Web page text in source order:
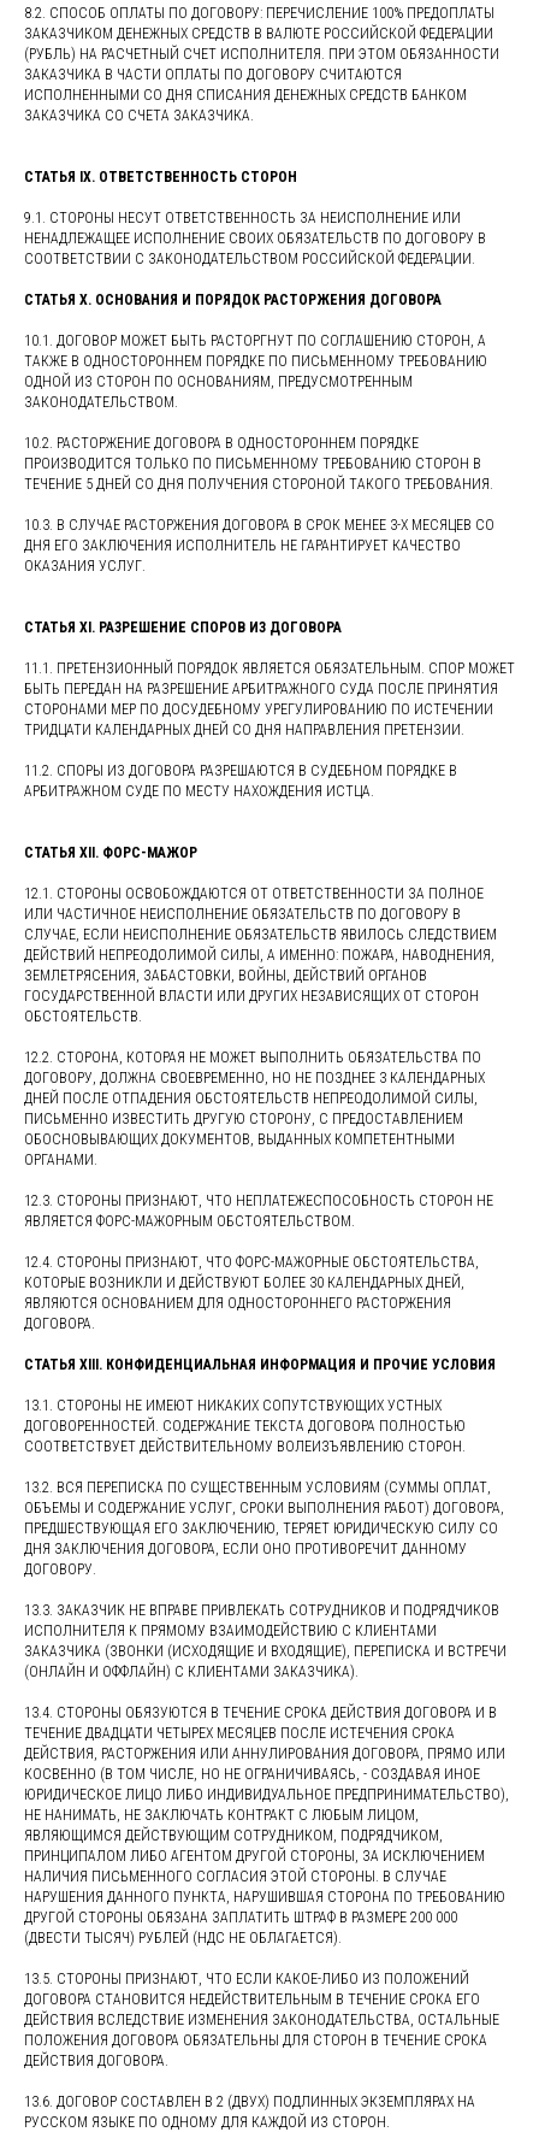
8.2. СПОСОБ ОПЛАТЫ ПО ДОГОВОРУ: ПЕРЕЧИСЛЕНИЕ 100% ПРЕДОПЛАТЫ
ЗАКАЗЧИКОМ ДЕНЕЖНЫХ СРЕДСТВ В ВАЛЮТЕ РОССИЙСКОЙ ФЕДЕРАЦИИ
(РУБЛЬ) НА РАСЧЕТНЫЙ СЧЕТ ИСПОЛНИТЕЛЯ. ПРИ ЭТОМ ОБЯЗАННОСТИ
ЗАКАЗЧИКА В ЧАСТИ ОПЛАТЫ ПО ДОГОВОРУ СЧИТАЮТСЯ
ИСПОЛНЕННЫМИ СО ДНЯ СПИСАНИЯ ДЕНЕЖНЫХ СРЕДСТВ БАНКОМ
ЗАКАЗЧИКА СО СЧЕТА ЗАКАЗЧИКА.
СТАТЬЯ IX. ОТВЕТСТВЕННОСТЬ СТОРОН
9.1. СТОРОНЫ НЕСУТ ОТВЕТСТВЕННОСТЬ ЗА НЕИСПОЛНЕНИЕ ИЛИ
НЕНАДЛЕЖАЩЕЕ ИСПОЛНЕНИЕ СВОИХ ОБЯЗАТЕЛЬСТВ ПО ДОГОВОРУ В
СООТВЕТСТВИИ С ЗАКОНОДАТЕЛЬСТВОМ РОССИЙСКОЙ ФЕДЕРАЦИИ.
СТАТЬЯ Х. ОСНОВАНИЯ И ПОРЯДОК РАСТОРЖЕНИЯ ДОГОВОРА
10.1. ДОГОВОР МОЖЕТ БЫТЬ РАСТОРГНУТ ПО СОГЛАШЕНИЮ СТОРОН, А
ТАКЖЕ В ОДНОСТОРОННЕМ ПОРЯДКЕ ПО ПИСЬМЕННОМУ ТРЕБОВАНИЮ
ОДНОЙ ИЗ СТОРОН ПО ОСНОВАНИЯМ, ПРЕДУСМОТРЕННЫМ
ЗАКОНОДАТЕЛЬСТВОМ.
10.2. РАСТОРЖЕНИЕ ДОГОВОРА В ОДНОСТОРОННЕМ ПОРЯДКЕ
ПРОИЗВОДИТСЯ ТОЛЬКО ПО ПИСЬМЕННОМУ ТРЕБОВАНИЮ СТОРОН В
ТЕЧЕНИЕ 5 ДНЕЙ СО ДНЯ ПОЛУЧЕНИЯ СТОРОНОЙ ТАКОГО ТРЕБОВАНИЯ.
10.3. В СЛУЧАЕ РАСТОРЖЕНИЯ ДОГОВОРА В СРОК МЕНЕЕ 3-Х МЕСЯЦЕВ СО
ДНЯ ЕГО ЗАКЛЮЧЕНИЯ ИСПОЛНИТЕЛЬ НЕ ГАРАНТИРУЕТ КАЧЕСТВО
ОКАЗАНИЯ УСЛУГ.
СТАТЬЯ XI. РАЗРЕШЕНИЕ СПОРОВ ИЗ ДОГОВОРА
11.1. ПРЕТЕНЗИОННЫЙ ПОРЯДОК ЯВЛЯЕТСЯ ОБЯЗАТЕЛЬНЫМ. СПОР МОЖЕТ
БЫТЬ ПЕРЕДАН НА РАЗРЕШЕНИЕ АРБИТРАЖНОГО СУДА ПОСЛЕ ПРИНЯТИЯ
СТОРОНАМИ МЕР ПО ДОСУДЕБНОМУ УРЕГУЛИРОВАНИЮ ПО ИСТЕЧЕНИИ
ТРИДЦАТИ КАЛЕНДАРНЫХ ДНЕЙ СО ДНЯ НАПРАВЛЕНИЯ ПРЕТЕНЗИИ.
11.2. СПОРЫ ИЗ ДОГОВОРА РАЗРЕШАЮТСЯ В СУДЕБНОМ ПОРЯДКЕ В
АРБИТРАЖНОМ СУДЕ ПО МЕСТУ НАХОЖДЕНИЯ ИСТЦА.
СТАТЬЯ XII. ФОРС-МАЖОР
12.1. СТОРОНЫ ОСВОБОЖДАЮТСЯ ОТ ОТВЕТСТВЕННОСТИ ЗА ПОЛНОЕ
ИЛИ ЧАСТИЧНОЕ НЕИСПОЛНЕНИЕ ОБЯЗАТЕЛЬСТВ ПО ДОГОВОРУ В
СЛУЧАЕ, ЕСЛИ НЕИСПОЛНЕНИЕ ОБЯЗАТЕЛЬСТВ ЯВИЛОСЬ СЛЕДСТВИЕМ
ДЕЙСТВИЙ НЕПРЕОДОЛИМОЙ СИЛЫ, А ИМЕННО: ПОЖАРА, НАВОДНЕНИЯ,
ЗЕМЛЕТРЯСЕНИЯ, ЗАБАСТОВКИ, ВОЙНЫ, ДЕЙСТВИЙ ОРГАНОВ
ГОСУДАРСТВЕННОЙ ВЛАСТИ ИЛИ ДРУГИХ НЕЗАВИСЯЩИХ ОТ СТОРОН
ОБСТОЯТЕЛЬСТВ.
12.2. СТОРОНА, КОТОРАЯ НЕ МОЖЕТ ВЫПОЛНИТЬ ОБЯЗАТЕЛЬСТВА ПО
ДОГОВОРУ, ДОЛЖНА СВОЕВРЕМЕННО, НО НЕ ПОЗДНЕЕ 3 КАЛЕНДАРНЫХ
ДНЕЙ ПОСЛЕ ОТПАДЕНИЯ ОБСТОЯТЕЛЬСТВ НЕПРЕОДОЛИМОЙ СИЛЫ,
ПИСЬМЕННО ИЗВЕСТИТЬ ДРУГУЮ СТОРОНУ, С ПРЕДОСТАВЛЕНИЕМ
ОБОСНОВЫВАЮЩИХ ДОКУМЕНТОВ, ВЫДАННЫХ КОМПЕТЕНТНЫМИ
ОРГАНАМИ.
12.3. СТОРОНЫ ПРИЗНАЮТ, ЧТО НЕПЛАТЕЖЕСПОСОБНОСТЬ СТОРОН НЕ
ЯВЛЯЕТСЯ ФОРС-МАЖОРНЫМ ОБСТОЯТЕЛЬСТВОМ.
12.4. СТОРОНЫ ПРИЗНАЮТ, ЧТО ФОРС-МАЖОРНЫЕ ОБСТОЯТЕЛЬСТВА,
КОТОРЫЕ ВОЗНИКЛИ И ДЕЙСТВУЮТ БОЛЕЕ 30 КАЛЕНДАРНЫХ ДНЕЙ,
ЯВЛЯЮТСЯ ОСНОВАНИЕМ ДЛЯ ОДНОСТОРОННЕГО РАСТОРЖЕНИЯ
ДОГОВОРА.
СТАТЬЯ XIII. КОНФИДЕНЦИАЛЬНАЯ ИНФОРМАЦИЯ И ПРОЧИЕ УСЛОВИЯ
13.1. СТОРОНЫ НЕ ИМЕЮТ НИКАКИХ СОПУТСТВУЮЩИХ УСТНЫХ
ДОГОВОРЕННОСТЕЙ. СОДЕРЖАНИЕ ТЕКСТА ДОГОВОРА ПОЛНОСТЬЮ
СООТВЕТСТВУЕТ ДЕЙСТВИТЕЛЬНОМУ ВОЛЕИЗЪЯВЛЕНИЮ СТОРОН.
13.2. ВСЯ ПЕРЕПИСКА ПО СУЩЕСТВЕННЫМ УСЛОВИЯМ (СУММЫ ОПЛАТ,
ОБЪЕМЫ И СОДЕРЖАНИЕ УСЛУГ, СРОКИ ВЫПОЛНЕНИЯ РАБОТ) ДОГОВОРА,
ПРЕДШЕСТВУЮЩАЯ ЕГО ЗАКЛЮЧЕНИЮ, ТЕРЯЕТ ЮРИДИЧЕСКУЮ СИЛУ СО
ДНЯ ЗАКЛЮЧЕНИЯ ДОГОВОРА, ЕСЛИ ОНО ПРОТИВОРЕЧИТ ДАННОМУ
ДОГОВОРУ.
13.3. ЗАКАЗЧИК НЕ ВПРАВЕ ПРИВЛЕКАТЬ СОТРУДНИКОВ И ПОДРЯДЧИКОВ
ИСПОЛНИТЕЛЯ К ПРЯМОМУ ВЗАИМОДЕЙСТВИЮ С КЛИЕНТАМИ
ЗАКАЗЧИКА (ЗВОНКИ (ИСХОДЯЩИЕ И ВХОДЯЩИЕ), ПЕРЕПИСКА И ВСТРЕЧИ
(ОНЛАЙН И ОФФЛАЙН) С КЛИЕНТАМИ ЗАКАЗЧИКА).
13.4. СТОРОНЫ ОБЯЗУЮТСЯ В ТЕЧЕНИЕ СРОКА ДЕЙСТВИЯ ДОГОВОРА И В
ТЕЧЕНИЕ ДВАДЦАТИ ЧЕТЫРЕХ МЕСЯЦЕВ ПОСЛЕ ИСТЕЧЕНИЯ СРОКА
ДЕЙСТВИЯ, РАСТОРЖЕНИЯ ИЛИ АННУЛИРОВАНИЯ ДОГОВОРА, ПРЯМО ИЛИ
КОСВЕННО (В ТОМ ЧИСЛЕ, НО НЕ ОГРАНИЧИВАЯСЬ, - СОЗДАВАЯ ИНОЕ
ЮРИДИЧЕСКОЕ ЛИЦО ЛИБО ИНДИВИДУАЛЬНОЕ ПРЕДПРИНИМАТЕЛЬСТВО),
НЕ НАНИМАТЬ, НЕ ЗАКЛЮЧАТЬ КОНТРАКТ С ЛЮБЫМ ЛИЦОМ,
ЯВЛЯЮЩИМСЯ ДЕЙСТВУЮЩИМ СОТРУДНИКОМ, ПОДРЯДЧИКОМ,
ПРИНЦИПАЛОМ ЛИБО АГЕНТОМ ДРУГОЙ СТОРОНЫ, ЗА ИСКЛЮЧЕНИЕМ
НАЛИЧИЯ ПИСЬМЕННОГО СОГЛАСИЯ ЭТОЙ СТОРОНЫ. В СЛУЧАЕ
НАРУШЕНИЯ ДАННОГО ПУНКТА, НАРУШИВШАЯ СТОРОНА ПО ТРЕБОВАНИЮ
ДРУГОЙ СТОРОНЫ ОБЯЗАНА ЗАПЛАТИТЬ ШТРАФ В РАЗМЕРЕ 200 000
(ДВЕСТИ ТЫСЯЧ) РУБЛЕЙ (НДС НЕ ОБЛАГАЕТСЯ).
13.5. СТОРОНЫ ПРИЗНАЮТ, ЧТО ЕСЛИ КАКОЕ-ЛИБО ИЗ ПОЛОЖЕНИЙ
ДОГОВОРА СТАНОВИТСЯ НЕДЕЙСТВИТЕЛЬНЫМ В ТЕЧЕНИЕ СРОКА ЕГО
ДЕЙСТВИЯ ВСЛЕДСТВИЕ ИЗМЕНЕНИЯ ЗАКОНОДАТЕЛЬСТВА, ОСТАЛЬНЫЕ
ПОЛОЖЕНИЯ ДОГОВОРА ОБЯЗАТЕЛЬНЫ ДЛЯ СТОРОН В ТЕЧЕНИЕ СРОКА
ДЕЙСТВИЯ ДОГОВОРА.
13.6. ДОГОВОР СОСТАВЛЕН В 2 (ДВУХ) ПОДЛИННЫХ ЭКЗЕМПЛЯРАХ НА
РУССКОМ ЯЗЫКЕ ПО ОДНОМУ ДЛЯ КАЖДОЙ ИЗ СТОРОН.